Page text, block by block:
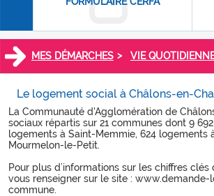
MES DÉMARCHES > VIE
Le logement social à Châlons-en-
La Communauté d'Agglomération de
sociaux répartis sur 21 communes dont 9
logements à Saint-Memmie, 624 logements
Mourmelon-le-Petit.
Pour plus d’informations sur les chiffres
vous renseigner sur le site :
commune.